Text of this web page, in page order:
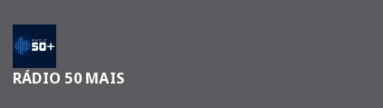
RÁDIO 50 MAIS